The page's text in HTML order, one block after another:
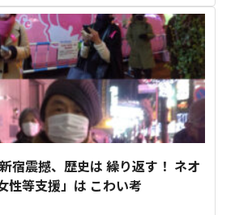
宿震撼、歴史は 繰り返す！ ネオ
性等支援」は こわい考